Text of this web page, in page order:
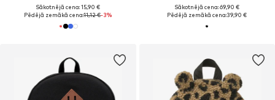
Sākotnējā cena: 15,90 €
Pēdējā zemākā cena:11,12 €-3%
Sākotnējā cena: 69,90 €
Pēdējā zemākā cena:39,90 €